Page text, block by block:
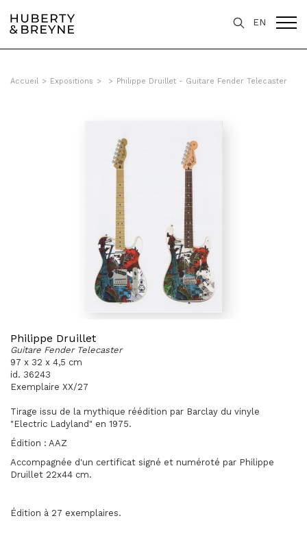
EN
Accueil > Expositions > > Philippe Druillet - Guitare Fender Telecaster
Philippe Druillet
Guitare Fender Telecaster
97 x 32 x 4,5 cm
id. 36243
Exemplaire XX/27
Tirage issu de la mythique réédition par Barclay du vinyle
"Electric Ladyland" en 1975.
Édition : AAZ
Accompagnée d'un certificat signé et numéroté par Philippe
Druillet 22x44 cm.
Édition à 27 exemplaires.